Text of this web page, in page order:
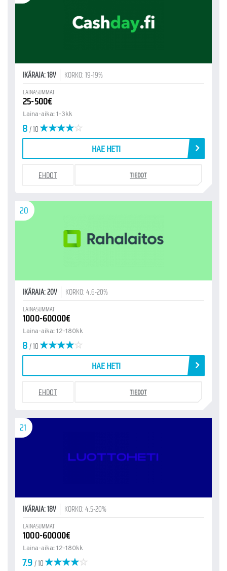
IKÄRAJA: 18V KORKO: 19-19%
LAINASUMMAT
25-500€
Laina-aika: 1-3kk
8/ 10
HAE HETI
EHDOT TIEDOT
20
IKÄRAJA: 20V KORKO: 4.6-20%
LAINASUMMAT
1000-60000€
Laina-aika: 12-180kk
8/ 10
HAE HETI
EHDOT TIEDOT
21
IKÄRAJA: 18V KORKO: 4.5-20%
LAINASUMMAT
1000-60000€
Laina-aika: 12-180kk
7.9/ 10